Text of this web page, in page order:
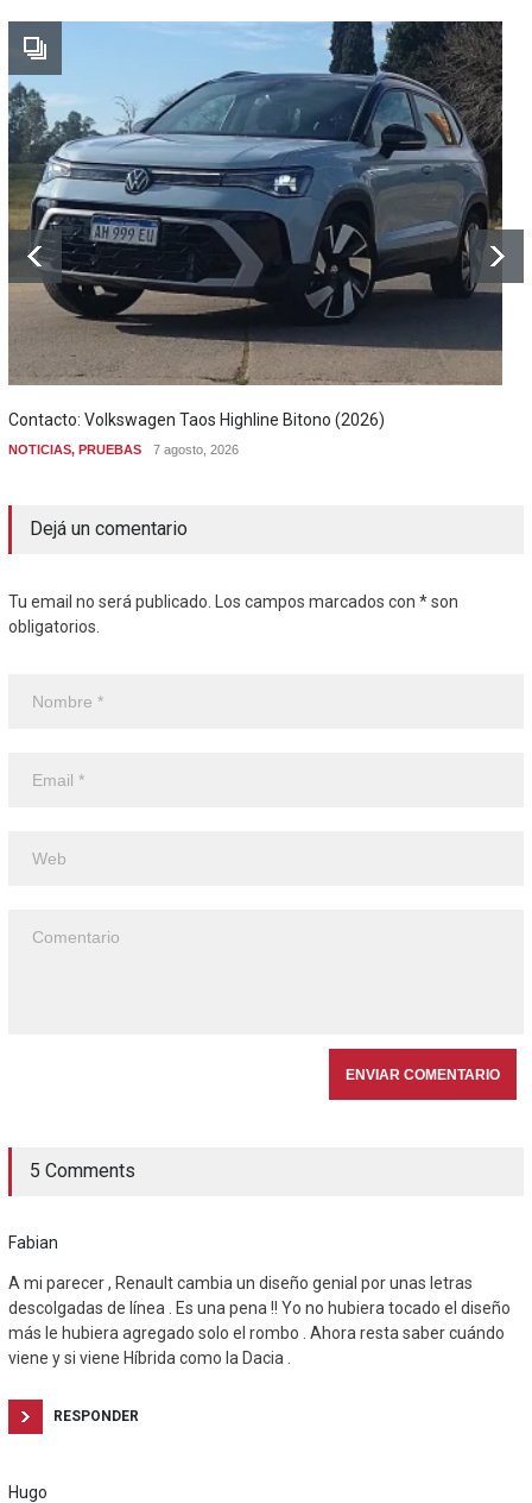
Contacto: Volkswagen Taos Highline Bitono (2026)
NOTICIAS, PRUEBAS 7 agosto, 2026
Dejá un comentario
Tu email no será publicado. Los campos marcados con * son
obligatorios.
5 Comments
Fabian
A mi parecer , Renault cambia un diseño genial por unas letras
descolgadas de línea . Es una pena !! Yo no hubiera tocado el diseño
más le hubiera agregado solo el rombo . Ahora resta saber cuándo
viene y si viene Híbrida como la Dacia .
RESPONDER
Hugo